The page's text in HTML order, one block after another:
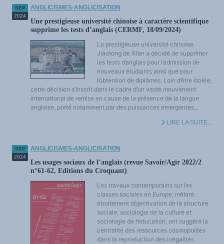
Manifestations
Les victoires du plurilinguisme
Chroniques et humeurs
Courrier des lecteurs
Morceaux choisis
Anglicismes-anglicisation
Humour et plurilinguisme
SEP
2024
ANGLICISMES-ANGLICISATION
Une prestigieuse université chinoise à caractère scientifique
supprime les tests d’anglais (CERMF, 18/09/2024)
La prestigieuse université chinoise
Jiaotong de Xi’an a décidé de supprimer
les tests d’anglais pour l’admission de
nouveaux étudiants ainsi que pour
l’obtention de diplômes. Loin d’être isolée,
cette décision s’inscrit dans le cadre d’un vaste mouvement
international de remise en cause de la présence de la langue
anglaise, porté notamment par des puissances émergentes...
LIRE LA SUITE...
SEP
2024
ANGLICISMES-ANGLICISATION
Les usages sociaux de l’anglais (revue Savoir/Agir 2022/2
n°61-62, Editions du Croquant)
Les travaux contemporains sur les
classes sociales en Europe, mêlant
étroitement objectivation de la structure
sociale, sociologie de la culture et
sociologie de l’éducation, ont suggéré la
centralité des ressources cosmopolites
dans la reproduction des inégalités